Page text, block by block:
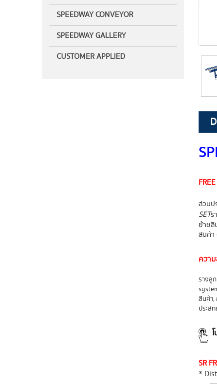
SPEEDWAY CONVEYOR
SPEEDWAY GALLERY
CUSTOMER APPLIED
ส่วนป
SETร
ย้ายสิ
สินค้า
ควา
รางลู
สินค้า,
ประสิ
SR
*